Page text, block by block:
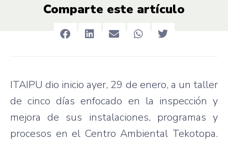
Comparte este artículo
ITAIPU dio inicio ayer, 29 de enero, a un taller
de cinco días enfocado en la inspección y
mejora de sus instalaciones, programas y
procesos en el Centro Ambiental Tekotopa.